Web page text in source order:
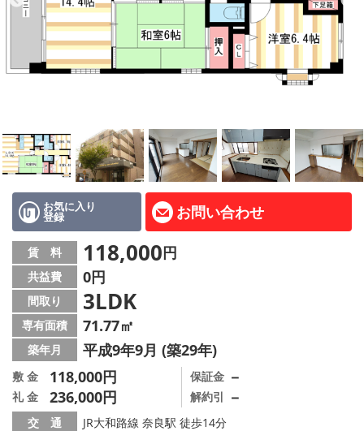
路線·駅から探す
地域から探す
AcePlanner公式ライン
SNS
スタッフ紹介
リフォーム のことなら！
オーナー様へ
住宅型有料老人 Ｆｌｅｕｒａｇｅ
店舗情報·アクセス
会社概要
お気に入り
登録 お問い合わせ
賃 料 118,000円
共益費 0円
間取り 3LDK
専有面積 71.77㎡
築年月 平成9年9月 (築29年)
敷 金 118,000円
礼 金 236,000円
保証金 －
解約引 －
交 通
JR大和路線 奈良駅 徒歩14分